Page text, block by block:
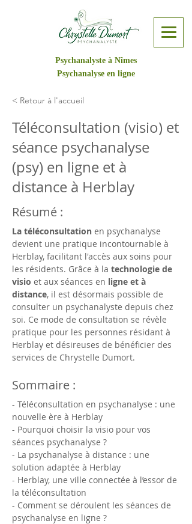
Psychanalyste à Nîmes
Psychanalyse en ligne
< Retour à l'accueil
Téléconsultation (visio) et
séance psychanalyse
(psy) en ligne et à
distance à Herblay
Résumé :
La téléconsultation en psychanalyse
devient une pratique incontournable à
Herblay, facilitant l'accès aux soins pour
les résidents. Grâce à la technologie de
visio et aux séances en ligne et à
distance, il est désormais possible de
consulter un psychanalyste depuis chez
soi. Ce mode de consultation se révèle
pratique pour les personnes résidant à
Herblay et désireuses de bénéficier des
services de Chrystelle Dumort.
Sommaire :
- Téléconsultation en psychanalyse : une
nouvelle ère à Herblay
- Pourquoi choisir la visio pour vos
séances psychanalyse ?
- La psychanalyse à distance : une
solution adaptée à Herblay
- Herblay, une ville connectée à l’essor de
la téléconsultation
- Comment se déroulent les séances de
psychanalyse en ligne ?